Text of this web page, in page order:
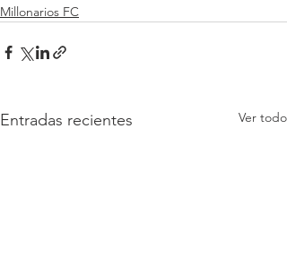
Millonarios FC
Entradas recientes Ver todo